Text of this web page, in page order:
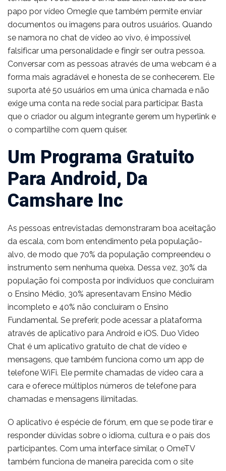
papo por vídeo Omegle que também permite enviar
documentos ou imagens para outros usuários. Quando
se namora no chat de vídeo ao vivo, é impossível
falsificar uma personalidade e fingir ser outra pessoa.
Conversar com as pessoas através de uma webcam é a
forma mais agradável e honesta de se conhecerem. Ele
suporta até 50 usuários em uma única chamada e não
exige uma conta na rede social para participar. Basta
que o criador ou algum integrante gerem um hyperlink e
o compartilhe com quem quiser.
Um Programa Gratuito
Para Android, Da
Camshare Inc
As pessoas entrevistadas demonstraram boa aceitação
da escala, com bom entendimento pela população-
alvo, de modo que 70% da população compreendeu o
instrumento sem nenhuma queixa. Dessa vez, 30% da
população foi composta por indivíduos que concluíram
o Ensino Médio, 30% apresentavam Ensino Médio
incompleto e 40% não concluíram o Ensino
Fundamental. Se preferir, pode acessar a plataforma
através de aplicativo para Android e iOS. Duo Video
Chat é um aplicativo gratuito de chat de vídeo e
mensagens, que também funciona como um app de
telefone WiFi. Ele permite chamadas de vídeo cara a
cara e oferece múltiplos números de telefone para
chamadas e mensagens ilimitadas.
O aplicativo é espécie de fórum, em que se pode tirar e
responder dúvidas sobre o idioma, cultura e o país dos
participantes. Com uma interface similar, o OmeTV
também funciona de maneira parecida com o site